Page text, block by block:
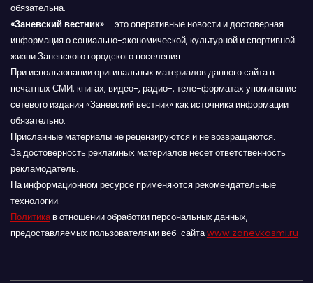
обязательна.
«Заневский вестник» – это оперативные новости и достоверная
информация о социально-экономической, культурной и спортивной
жизни Заневского городского поселения.
При использовании оригинальных материалов данного сайта в
печатных СМИ, книгах, видео-, радио-, теле-форматах упоминание
сетевого издания «Заневский вестник» как источника информации
обязательно.
Присланные материалы не рецензируются и не возвращаются.
За достоверность рекламных материалов несет ответственность
рекламодатель.
На информационном ресурсе применяются рекомендательные
технологии.
Политикав отношении обработки персональных данных,
предоставляемых пользователями веб-сайтаwww.zanevkasmi.ru